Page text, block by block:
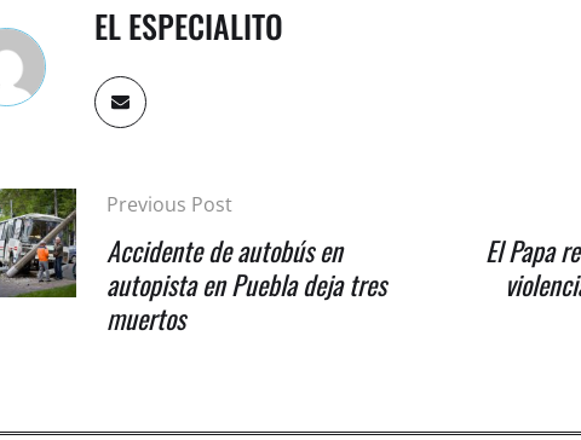
EL ESPECIALITO
Previous Post
Accidente de autobús en
autopista en Puebla deja tres
muertos
El Papa